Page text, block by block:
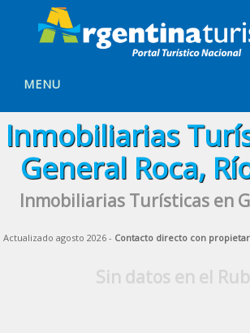
MENU
Inmobiliarias
General Roca,
Inmobiliarias Turísticas en
Actualizado agosto 2026 - Contacto directo con
Sin datos en el